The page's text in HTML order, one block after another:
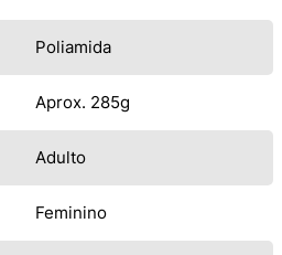
Poliamida
Aprox. 285g
Adulto
Feminino